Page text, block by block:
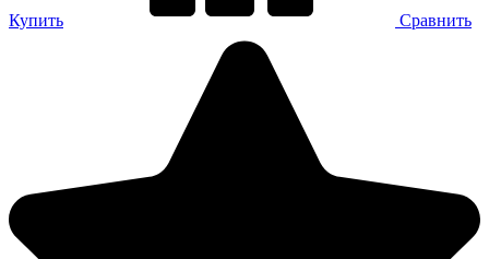
Купить Сравнить